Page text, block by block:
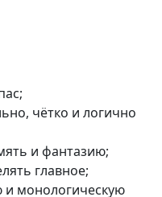
чётко и логично
и фантазию;
главное;
и монологическую